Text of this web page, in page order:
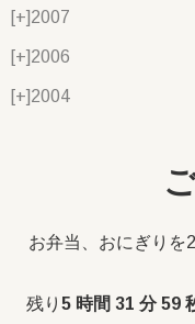
[+]2007
[+]2006
[+]2004
お弁当、おにぎりを
残り 5 時間 31 分 59